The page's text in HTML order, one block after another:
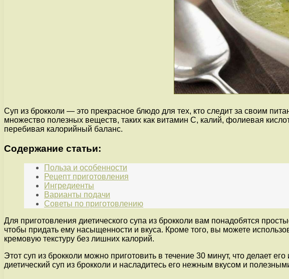
Суп из брокколи — это прекрасное блюдо для тех, кто следит за своим
множество полезных веществ, таких как витамин С, калий, фолиевая
перебивая калорийный баланс.
Содержание статьи:
Польза и особенности
Рецепт приготовления
Ингредиенты
Варианты подачи
Советы по приготовлению
Для приготовления диетического супа из брокколи вам понадобятся
чтобы придать ему насыщенности и вкуса. Кроме того, вы можете
кремовую текстуру без лишних калорий.
Этот суп из брокколи можно приготовить в течение 30 минут, что делает
диетический суп из брокколи и насладитесь его нежным вкусом и